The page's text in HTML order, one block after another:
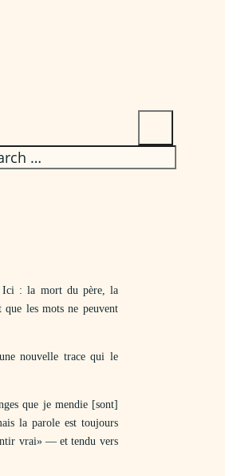
Ici : la mort du père, la
les mots ne peuvent
nouvelle trace qui le
que je mendie [sont]
la parole est toujours
vrai» — et tendu vers